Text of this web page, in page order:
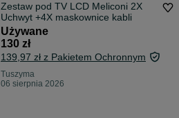
Zestaw pod TV LCD Meliconi 2X
Uchwyt +4X maskownice kabli
Używane
130 zł
139,97 zł z Pakietem Ochronnym
Tuszyma
06 sierpnia 2026